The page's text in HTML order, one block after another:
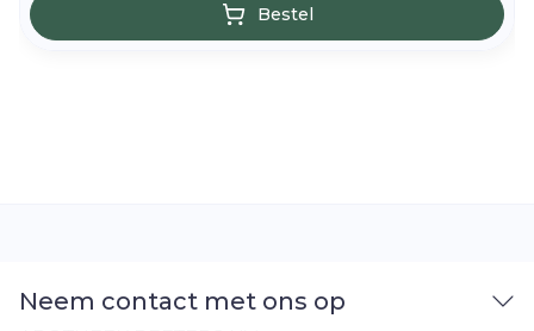
Bestel
Neem contact met ons op